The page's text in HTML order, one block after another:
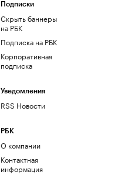
Подписки
Скрыть баннеры
на РБК
Подписка на РБК
Корпоративная
подписка
Уведомления
RSS Новости
РБК
О компании
Контактная
информация